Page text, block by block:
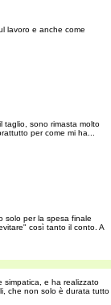
lavoro e anche come
taglio, sono rimasta molto
per come mi ha...
solo per la spesa finale
così tanto il conto. A
simpatica, e ha realizzato
che non solo è durata tutto